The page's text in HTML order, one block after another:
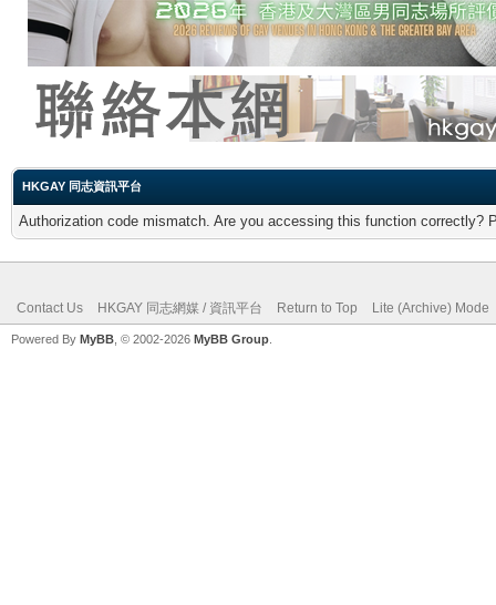
HKGAY 同志資訊平台
Authorization code mismatch. Are you accessing this function correctly?
Contact Us HKGAY 同志網媒 / 資訊平台 Return to Top Lite (Archive) Mode
Powered By MyBB , © 2002-2026 MyBB Group